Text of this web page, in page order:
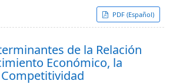
PDF (Español)
de la Relación
Económico, la